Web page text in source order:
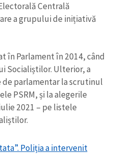
Centrală
a grupului de inițiativă
în Parlament în 2014, când
Socialiștilor. Ulterior, a
parlamentar la scrutinul
PSRM, și la alegerile
2021 – pe listele
Poliția a intervenit